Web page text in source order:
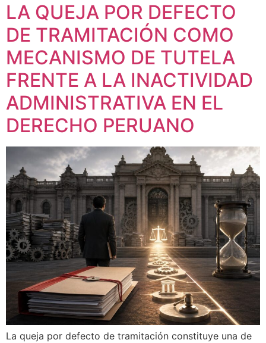
LA QUEJA POR DEFECTO
DE TRAMITACIÓN COMO
MECANISMO DE TUTELA
FRENTE A LA INACTIVIDAD
ADMINISTRATIVA EN EL
DERECHO PERUANO
La queja por defecto de tramitación constituye una de